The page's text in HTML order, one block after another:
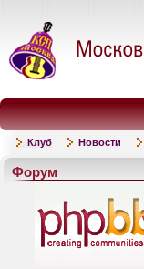
Клуб Новости
Форум